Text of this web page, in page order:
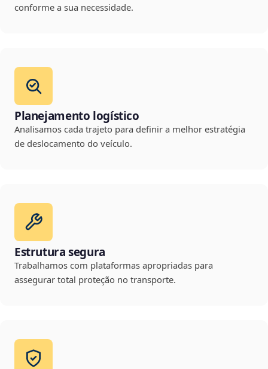
conforme a sua necessidade.
Planejamento logístico
Analisamos cada trajeto para definir a melhor estratégia
de deslocamento do veículo.
Estrutura segura
Trabalhamos com plataformas apropriadas para
assegurar total proteção no transporte.